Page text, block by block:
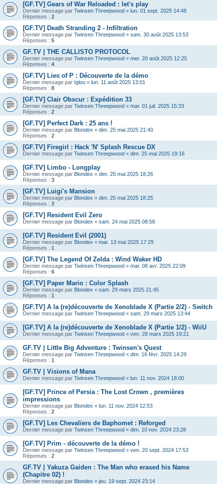
[GF.TV] Gears of War Reloaded : let's play
Dernier message par Twinsen Threepwood « lun. 01 sept. 2025 14:48
Réponses : 2
[GF.TV] Death Stranding 2 - Infiltration
Dernier message par Twinsen Threepwood « sam. 30 août 2025 13:53
Réponses : 5
GF.TV | THE CALLISTO PROTOCOL
Dernier message par Twinsen Threepwood « mer. 20 août 2025 12:25
Réponses : 4
[GF.TV] Lies of P : Découverte de la démo
Dernier message par Iglou « lun. 11 août 2025 13:01
Réponses : 8
[GF.TV] Clair Obscur : Expédition 33
Dernier message par Twinsen Threepwood « mar. 01 juil. 2025 15:33
Réponses : 2
[GF.TV] Perfect Dark : 25 ans !
Dernier message par Blondex « dim. 25 mai 2025 21:40
Réponses : 2
[GF.TV] Firegirl : Hack 'N' Splash Rescue DX
Dernier message par Twinsen Threepwood « dim. 25 mai 2025 19:16
[GF.TV] Limbo - Longplay
Dernier message par Blondex « dim. 25 mai 2025 18:26
Réponses : 3
[GF.TV] Luigi's Mansion
Dernier message par Blondex « dim. 25 mai 2025 18:25
Réponses : 3
[GF.TV] Resident Evil Zero
Dernier message par Blondex « sam. 24 mai 2025 08:58
[GF.TV] Resident Evil (2001)
Dernier message par Blondex « mar. 13 mai 2025 17:29
Réponses : 1
[GF.TV] The Legend Of Zelda : Wind Waker HD
Dernier message par Twinsen Threepwood « mar. 08 avr. 2025 22:09
Réponses : 6
[GF.TV] Paper Mario : Color Splash
Dernier message par Blondex « sam. 29 mars 2025 21:45
Réponses : 1
[GF.TV] A la (re)découverte de Xenoblade X (Partie 2/2) - Switch
Dernier message par Twinsen Threepwood « sam. 29 mars 2025 13:44
[GF.TV] A la (re)découverte de Xenoblade X (Partie 1/2) - WiiU
Dernier message par Twinsen Threepwood « ven. 28 mars 2025 19:21
GF.TV | Little Big Adventure : Twinsen's Quest
Dernier message par Twinsen Threepwood « dim. 16 févr. 2025 14:29
Réponses : 1
GF.TV | Visions of Mana
Dernier message par Twinsen Threepwood « lun. 11 nov. 2024 18:00
[GF.TV] Prince of Persia : The Lost Crown , premières
impressions
Dernier message par Blondex « lun. 11 nov. 2024 12:53
Réponses : 2
[GF.TV] Les Chevaliers de Baphomet : Reforged
Dernier message par Twinsen Threepwood « dim. 10 nov. 2024 23:28
[GF.TV] Prim - découverte de la démo !
Dernier message par Twinsen Threepwood « ven. 20 sept. 2024 17:53
Réponses : 2
GF.TV | Yakuza Gaiden : The Man who erased his Name
(Chapitre 02) !
Dernier message par Blondex « jeu. 19 sept. 2024 23:14